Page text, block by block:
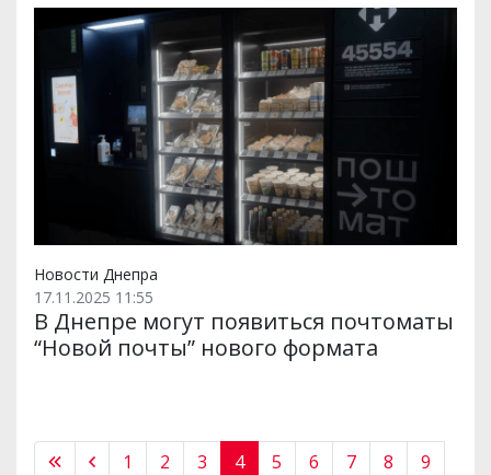
Новости Днепра
17.11.2025 11:55
В Днепре могут появиться почтоматы
“Новой почты” нового формата
1 2 3 4 5 6 7 8
9